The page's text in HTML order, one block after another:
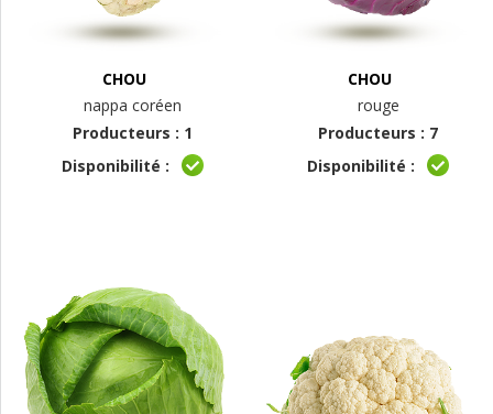
CHOU
nappa coréen
Producteurs : 1
Disponibilité :
CHOU
rouge
Producteurs : 7
Disponibilité :